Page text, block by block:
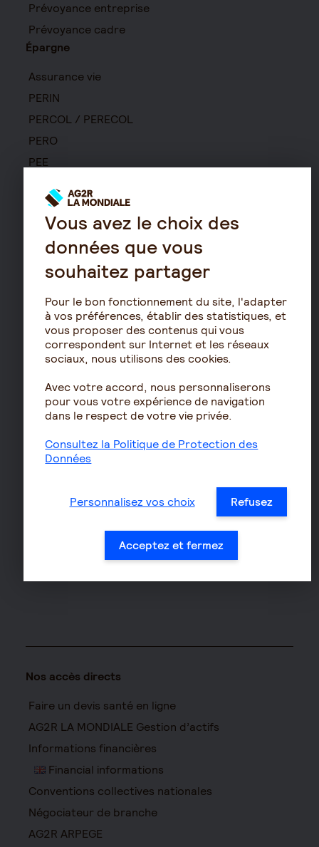
Prévoyance entreprise
Prévoyance cadre
Épargne
Assurance vie
PERIN
PERCOL / PERECOL
PERO
PEE
Rente viagère
Retraite
Résidence avec services
pour seniors
la retraite
Les démarches de départ
à la retraite
Le calcul de la retraite
Les déclarations sociales
pour les entreprises
Assurances de biens
Assurance auto
Assurance habitation
non occupant
Responsabilité civile Pro
Nos accès directs
Faire un devis santé en ligne
AG2R LA MONDIALE Gestion d’actifs
Informations financières
Financial informations
Conventions collectives nationales
Négociateur de branche
AG2R ARPEGE
Vous avez le choix des
données que vous
souhaitez partager
Pour le bon fonctionnement du site, l'adapter
à vos préférences, établir des statistiques, et
vous proposer des contenus qui vous
correspondent sur Internet et les réseaux
sociaux, nous utilisons des cookies.
Avec votre accord, nous personnaliserons
pour vous votre expérience de navigation
dans le respect de votre vie privée.
Consultez la Politique de Protection des
Données
Personnalisez vos choix Refusez
Acceptez et fermez